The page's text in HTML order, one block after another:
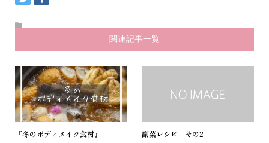
関連記事一覧
『冬のボディメイク食材』 副菜レシピ その2